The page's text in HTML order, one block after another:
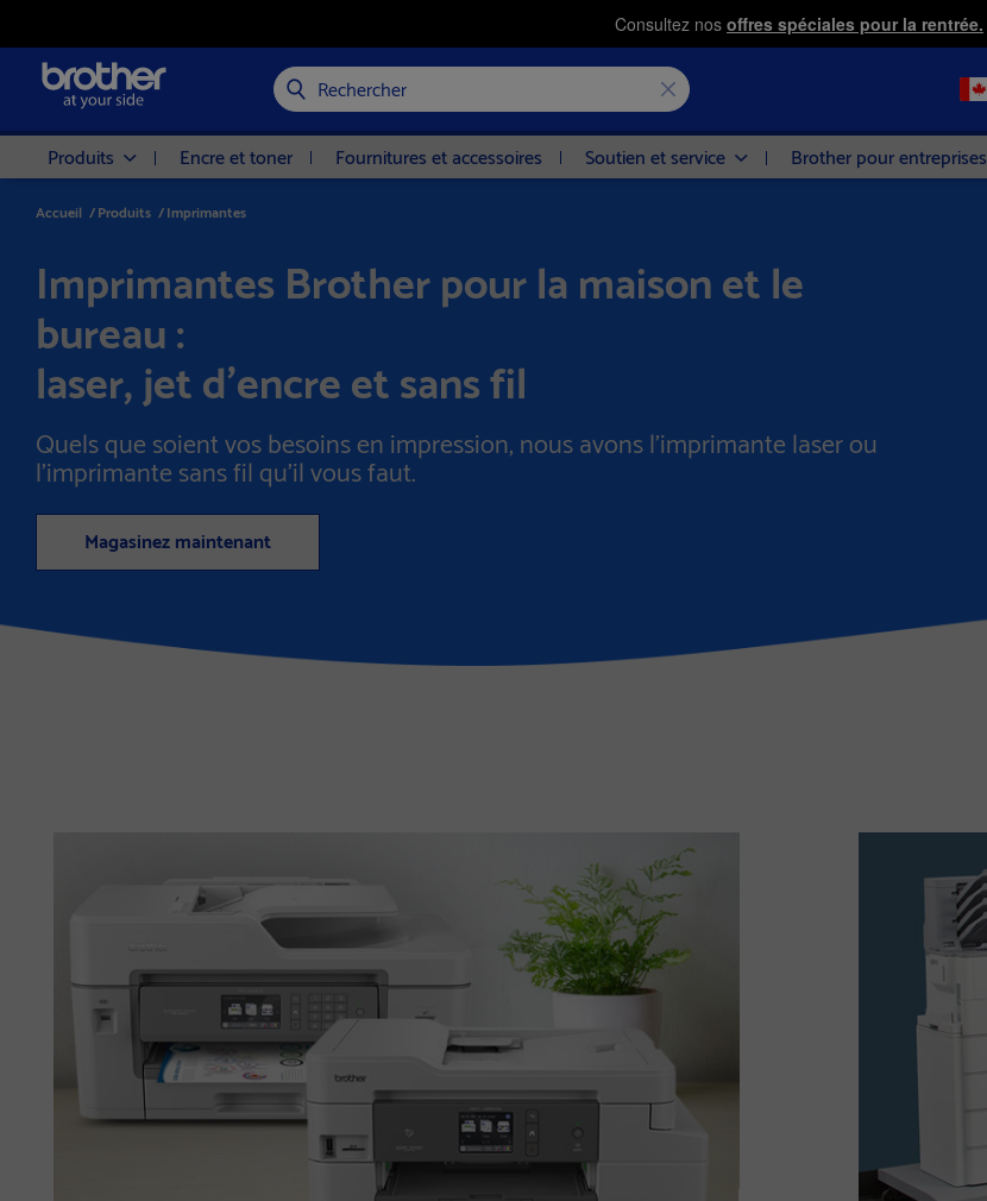
Consultez nos offres spéciales pour la rentrée.
Rechercher
Produits Encre et toner Fournitures et accessoires Soutien et service Brother pour entreprises
Accueil /Produits /Imprimantes
Imprimantes Brother pour la maison et le
bureau :
laser, jet d'encre et sans fil
Quels que soient vos besoins en impression, nous avons l’imprimante laser ou
l’imprimante sans fil qu’il vous faut.
Magasinez maintenant